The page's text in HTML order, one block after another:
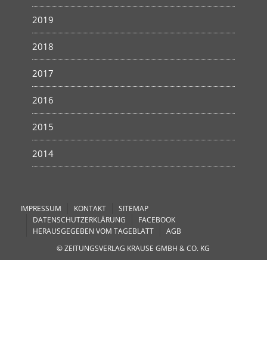
2019
2018
2017
2016
2015
2014
IMPRESSUM KONTAKT
SITEMAP
DATENSCHUTZERKLÄRUNG
FACEBOOK
HERAUSGEGEBEN VOM TAGEBLATT
AGB
© ZEITUNGSVERLAG KRAUSE GMBH & CO. KG